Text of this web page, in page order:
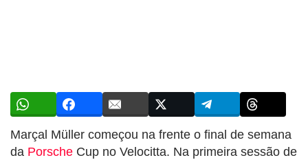
Marçal Müller começou na frente o final de semana
da Porsche Cup no Velocitta. Na primeira sessão de